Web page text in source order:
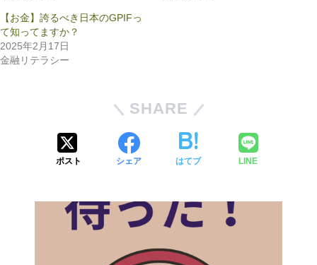
【お金】誇るべき日本のGPIFっ
て知ってますか？
2025年2月17日
金融リテラシー
SHARE
ポスト シェア はてブ LINE